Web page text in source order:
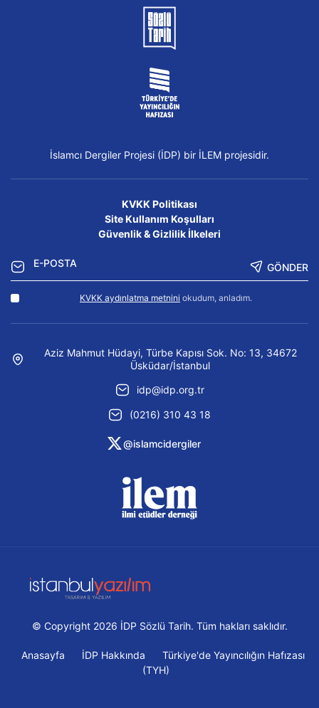
İslamcı Dergiler Projesi (İDP) bir İLEM projesidir.
KVKK Politikası
Site Kullanım Koşulları
Güvenlik & Gizlilik İlkeleri
GÖNDER
KVKK aydınlatma metnini okudum, anladım.
Aziz Mahmut Hüdayi, Türbe Kapısı Sok. No: 13, 34672
Üsküdar/İstanbul
idp@idp.org.tr
(0216) 310 43 18
@islamcidergiler
© Copyright 2026 İDP Sözlü Tarih. Tüm hakları saklıdır.
Anasayfa İDP Hakkında
Türkiye'de Yayıncılığın Hafızası
(TYH)